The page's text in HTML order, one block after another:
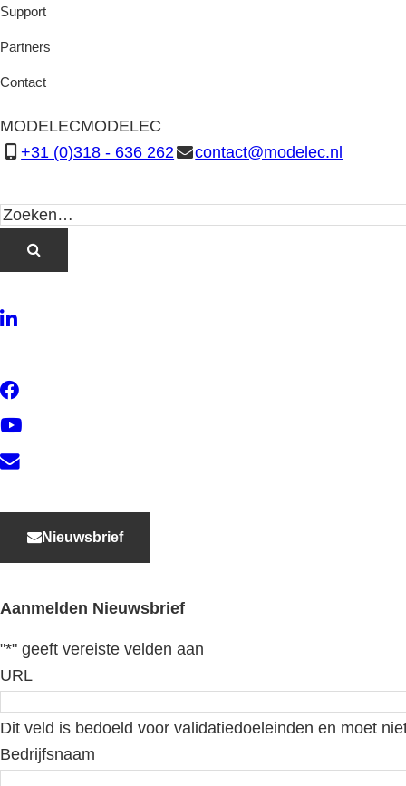
Support
Partners
Contact
MODELECMODELEC
+31 (0)318 - 636 262
contact@modelec.nl
LinkedIn
YouTube
Contact
Nieuwsbrief
Aanmelden Nieuwsbrief
"*" geeft vereiste velden aan
URL
Dit veld is bedoeld voor validatiedoeleinden en moet
Bedrijfsnaam